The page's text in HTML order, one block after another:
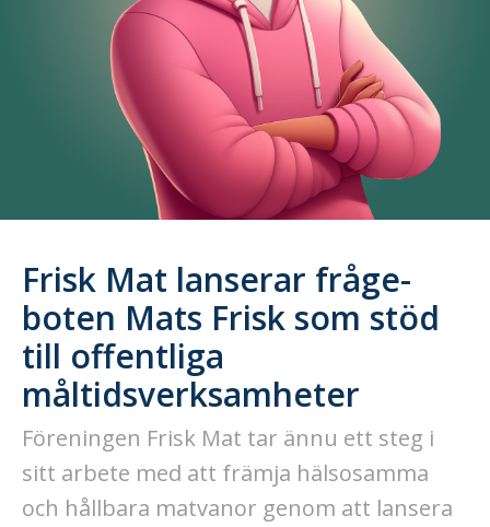
Frisk Mat lanserar fråge-
boten Mats Frisk som stöd
till offentliga
måltidsverksamheter
Föreningen Frisk Mat tar ännu ett steg i
sitt arbete med att främja hälsosamma
och hållbara matvanor genom att lansera